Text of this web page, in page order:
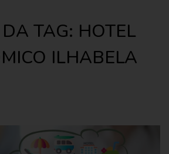
TAG: HOTEL
ILHABELA